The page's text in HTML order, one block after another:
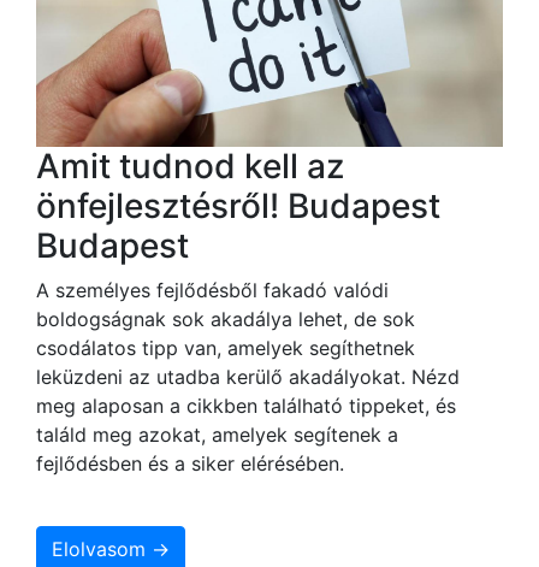
Amit tudnod kell az
önfejlesztésről! Budapest
Budapest
A személyes fejlődésből fakadó valódi
boldogságnak sok akadálya lehet, de sok
csodálatos tipp van, amelyek segíthetnek
leküzdeni az utadba kerülő akadályokat. Nézd
meg alaposan a cikkben található tippeket, és
találd meg azokat, amelyek segítenek a
fejlődésben és a siker elérésében.
Elolvasom →